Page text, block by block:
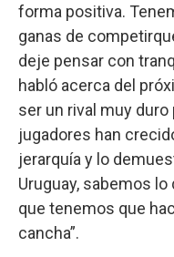
forma positiva.
ganas de
deje pensar con
habló acerca del
ser un rival muy
jugadores han
jerarquía y lo
Uruguay, sabemos
que tenemos que
cancha”.